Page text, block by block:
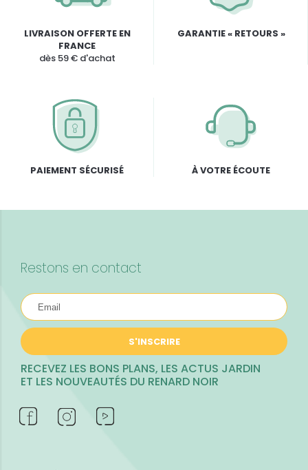
LIVRAISON OFFERTE EN
FRANCE
dès 59 € d'achat
GARANTIE « RETOURS »
PAIEMENT SÉCURISÉ À VOTRE ÉCOUTE
Restons en contact
S'INSCRIRE
RECEVEZ LES BONS PLANS, LES ACTUS JARDIN
ET LES NOUVEAUTÉS DU RENARD NOIR